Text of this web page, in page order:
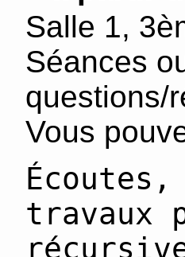
Salle 1,
Séances
questions/
Vous
travaux